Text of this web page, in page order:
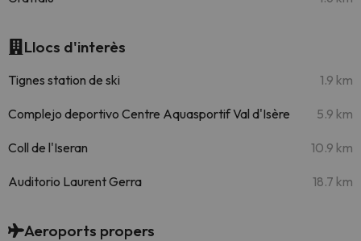
Llocs d'interès
Tignes station de ski 1.9 km
Complejo deportivo Centre Aquasportif Val d'Isère 5.9 km
Coll de l'Iseran 10.9 km
Auditorio Laurent Gerra 18.7 km
Aeroports propers